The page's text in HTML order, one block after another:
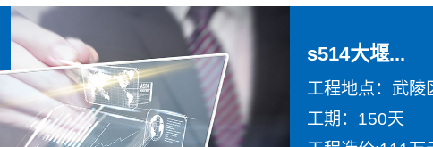
s514大堰...
工程地点：武陵
工期：150天